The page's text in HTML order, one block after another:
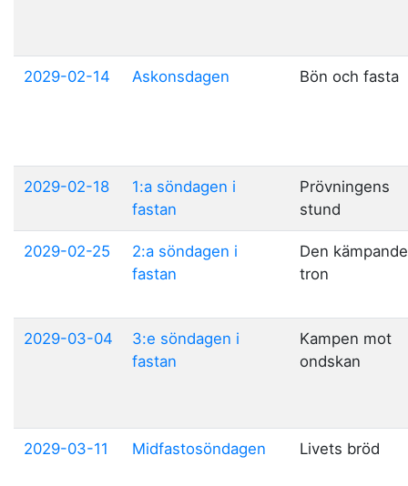
2029-02-14 Askonsdagen Bön och fasta
2029-02-18
1:a söndagen i
fastan
Prövningens
stund
2029-02-25
2:a söndagen i
fastan
Den kämpande
tron
2029-03-04
3:e söndagen i
fastan
Kampen mot
ondskan
2029-03-11 Midfastosöndagen Livets bröd